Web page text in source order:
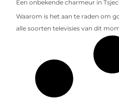
Een onbekende charmeur in
Waarom is het aan te raden om
alle soorten televisies van dit